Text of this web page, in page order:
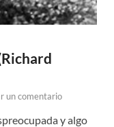
un comentario
y algo